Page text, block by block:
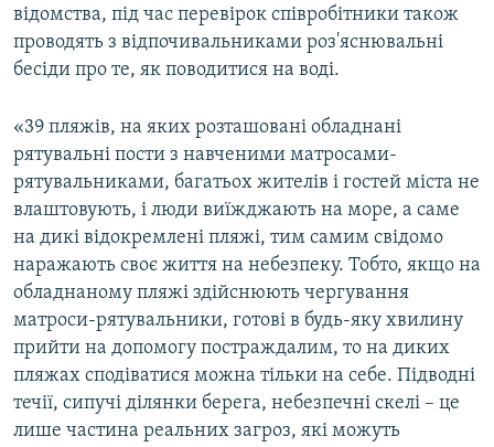
відомства, під час перевірок співробітники також
проводять з відпочивальниками роз'яснювальні
бесіди про те, як поводитися на воді.
«39 пляжів, на яких розташовані обладнані
рятувальні пости з навченими матросами-
рятувальниками, багатьох жителів і гостей міста не
влаштовують, і люди виїжджають на море, а саме
на дикі відокремлені пляжі, тим самим свідомо
наражають своє життя на небезпеку. Тобто, якщо на
обладнаному пляжі здійснюють чергування
матроси-рятувальники, готові в будь-яку хвилину
прийти на допомогу постраждалим, то на диких
пляжах сподіватися можна тільки на себе. Підводні
течії, сипучі ділянки берега, небезпечні скелі – це
лише частина реальних загроз, які можуть